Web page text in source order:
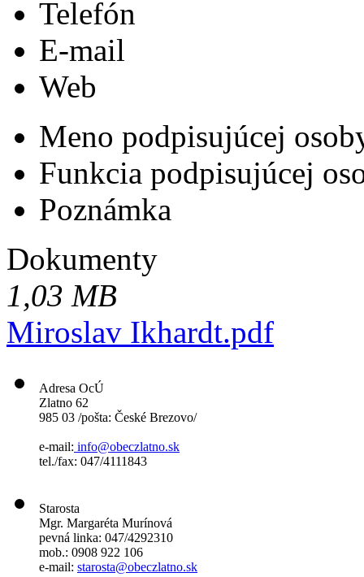
Telefón
E-mail
Web
Meno podpisujúcej
Funkcia podpisujúcej
Poznámka
Dokumenty
1,03 MB
Miroslav Ikhardt.pdf
Adresa OcÚ
Zlatno 62
985 03 /pošta: České Brezovo/
e-mail: info@obeczlatno.sk
tel./fax: 047/4111843
Starosta
Mgr. Margaréta Murínová
pevná linka: 047/4292310
mob.: 0908 922 106
e-mail: starosta@obeczlatno.sk